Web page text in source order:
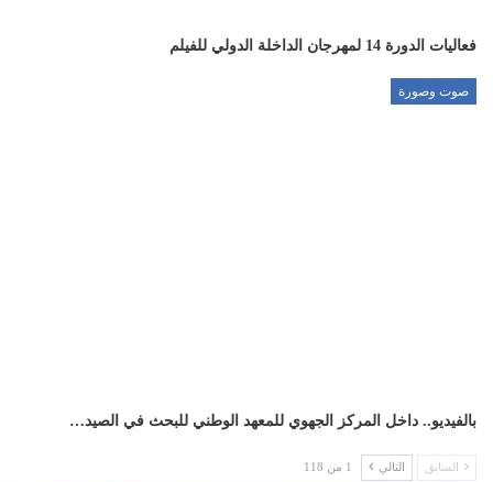
فعاليات الدورة 14 لمهرجان الداخلة الدولي للفيلم
صوت وصورة
بالفيديو.. داخل المركز الجهوي للمعهد الوطني للبحث في الصيد…
السابق التالي 1 من 118